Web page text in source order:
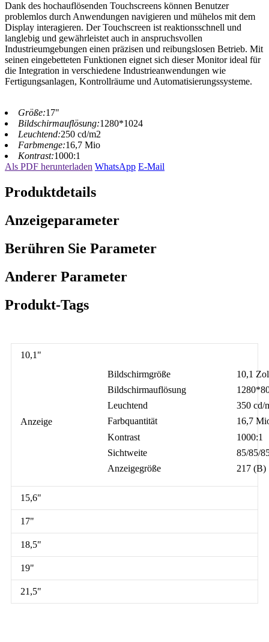
Dank des hochauflösenden Touchscreens können Benutzer
problemlos durch Anwendungen navigieren und mühelos mit dem
Display interagieren. Der Touchscreen ist reaktionsschnell und
langlebig und gewährleistet auch in anspruchsvollen
Industrieumgebungen einen präzisen und reibungslosen Betrieb. Mit
seinen eingebetteten Funktionen eignet sich dieser Monitor ideal für
die Integration in verschiedene Industrieanwendungen wie
Fertigungsanlagen, Kontrollräume und Automatisierungssysteme.
Größe:17"
Bildschirmauflösung:1280*1024
Leuchtend:250 cd/m2
Farbmenge:16,7 Mio
Kontrast:1000:1
Als PDF herunterladen WhatsApp E-Mail
Produktdetails
Anzeigeparameter
Berühren Sie Parameter
Anderer Parameter
Produkt-Tags
10,1"
Anzeige
Bildschirmgröße
10,1
Bildschirmauflösung
Leuchtend
350 cd/
Farbquantität
16,7
Kontrast
1000:1
Sichtweite
85/85/
Anzeigegröße
217 (B)
15,6"
17"
18,5"
19"
21,5"